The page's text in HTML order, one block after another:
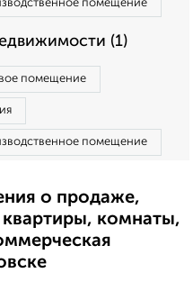
помещение
(1)
помещение
помещение
о продаже,
комнаты,